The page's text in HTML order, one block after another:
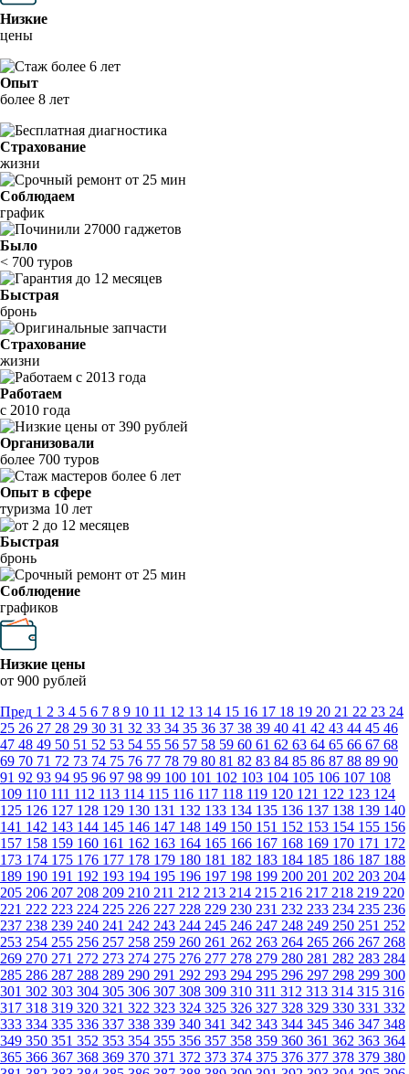
Низкие
цены
Опыт
более 8 лет
Страхование
жизни
Соблюдаем
график
Было
< 700 туров
Быстрая
бронь
Страхование
жизни
Работаем
с 2010 года
Организовали
более 700 туров
Опыт в сфере
туризма 10 лет
Быстрая
бронь
Соблюдение
графиков
Низкие цены
от 900 рублей
Пред 1 2 3 4 5 6 7 8 9 10 11 12 13 14 15 16 17 18 19 20 21 22 23 24
25 26 27 28 29 30 31 32 33 34 35 36 37 38 39 40 41 42 43 44 45 46
47 48 49 50 51 52 53 54 55 56 57 58 59 60 61 62 63 64 65 66 67 68
69 70 71 72 73 74 75 76 77 78 79 80 81 82 83 84 85 86 87 88 89 90
91 92 93 94 95 96 97 98 99 100 101 102 103 104 105 106 107 108
109 110 111 112 113 114 115 116 117 118 119 120 121 122 123 124
125 126 127 128 129 130 131 132 133 134 135 136 137 138 139 140
141 142 143 144 145 146 147 148 149 150 151 152 153 154 155 156
157 158 159 160 161 162 163 164 165 166 167 168 169 170 171 172
173 174 175 176 177 178 179 180 181 182 183 184 185 186 187 188
189 190 191 192 193 194 195 196 197 198 199 200 201 202 203 204
205 206 207 208 209 210 211 212 213 214 215 216 217 218 219 220
221 222 223 224 225 226 227 228 229 230 231 232 233 234 235 236
237 238 239 240 241 242 243 244 245 246 247 248 249 250 251 252
253 254 255 256 257 258 259 260 261 262 263 264 265 266 267 268
269 270 271 272 273 274 275 276 277 278 279 280 281 282 283 284
285 286 287 288 289 290 291 292 293 294 295 296 297 298 299 300
301 302 303 304 305 306 307 308 309 310 311 312 313 314 315 316
317 318 319 320 321 322 323 324 325 326 327 328 329 330 331 332
333 334 335 336 337 338 339 340 341 342 343 344 345 346 347 348
349 350 351 352 353 354 355 356 357 358 359 360 361 362 363 364
365 366 367 368 369 370 371 372 373 374 375 376 377 378 379 380